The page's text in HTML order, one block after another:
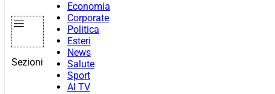
Sezioni
Economia
Corporate
Politica
Esteri
News
Salute
Sport
AI TV